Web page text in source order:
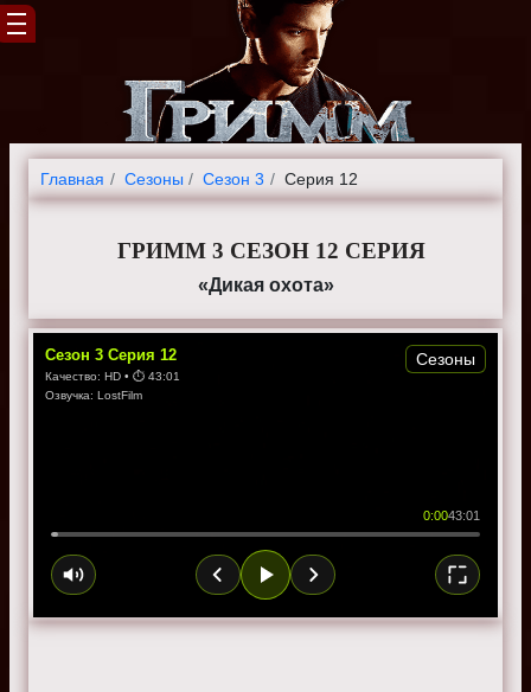
Главная Cезоны Сезон 3 Серия 12
ГРИММ 3 СЕЗОН 12 СЕРИЯ
«Дикая охота»
Сезон 3 Серия 12
Качество: HD • ⏱ 43:01
Озвучка: LostFilm
0:0043:01
Сезоны